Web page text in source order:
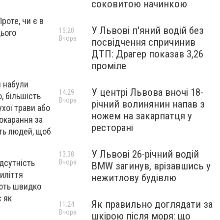
чи є в
набули
більшість
трави або
за
людей, щоб
швидко
як
соковитою начинкою
У Львові п'яний водій без
посвідчення спричинив
ДТП: Драгер показав 3,26
проміле
15:20
Вчора
У центрі Львова вночі 18-
річний волинянин напав з
ножем на закарпатця у
ресторані
14:29
Вчора
У Львові 26-річний водій
BMW загинув, врізавшись у
нежитлову будівлю
13:38
Вчора
Як правильно доглядати за
шкірою після моря: що
11:24
Вчора